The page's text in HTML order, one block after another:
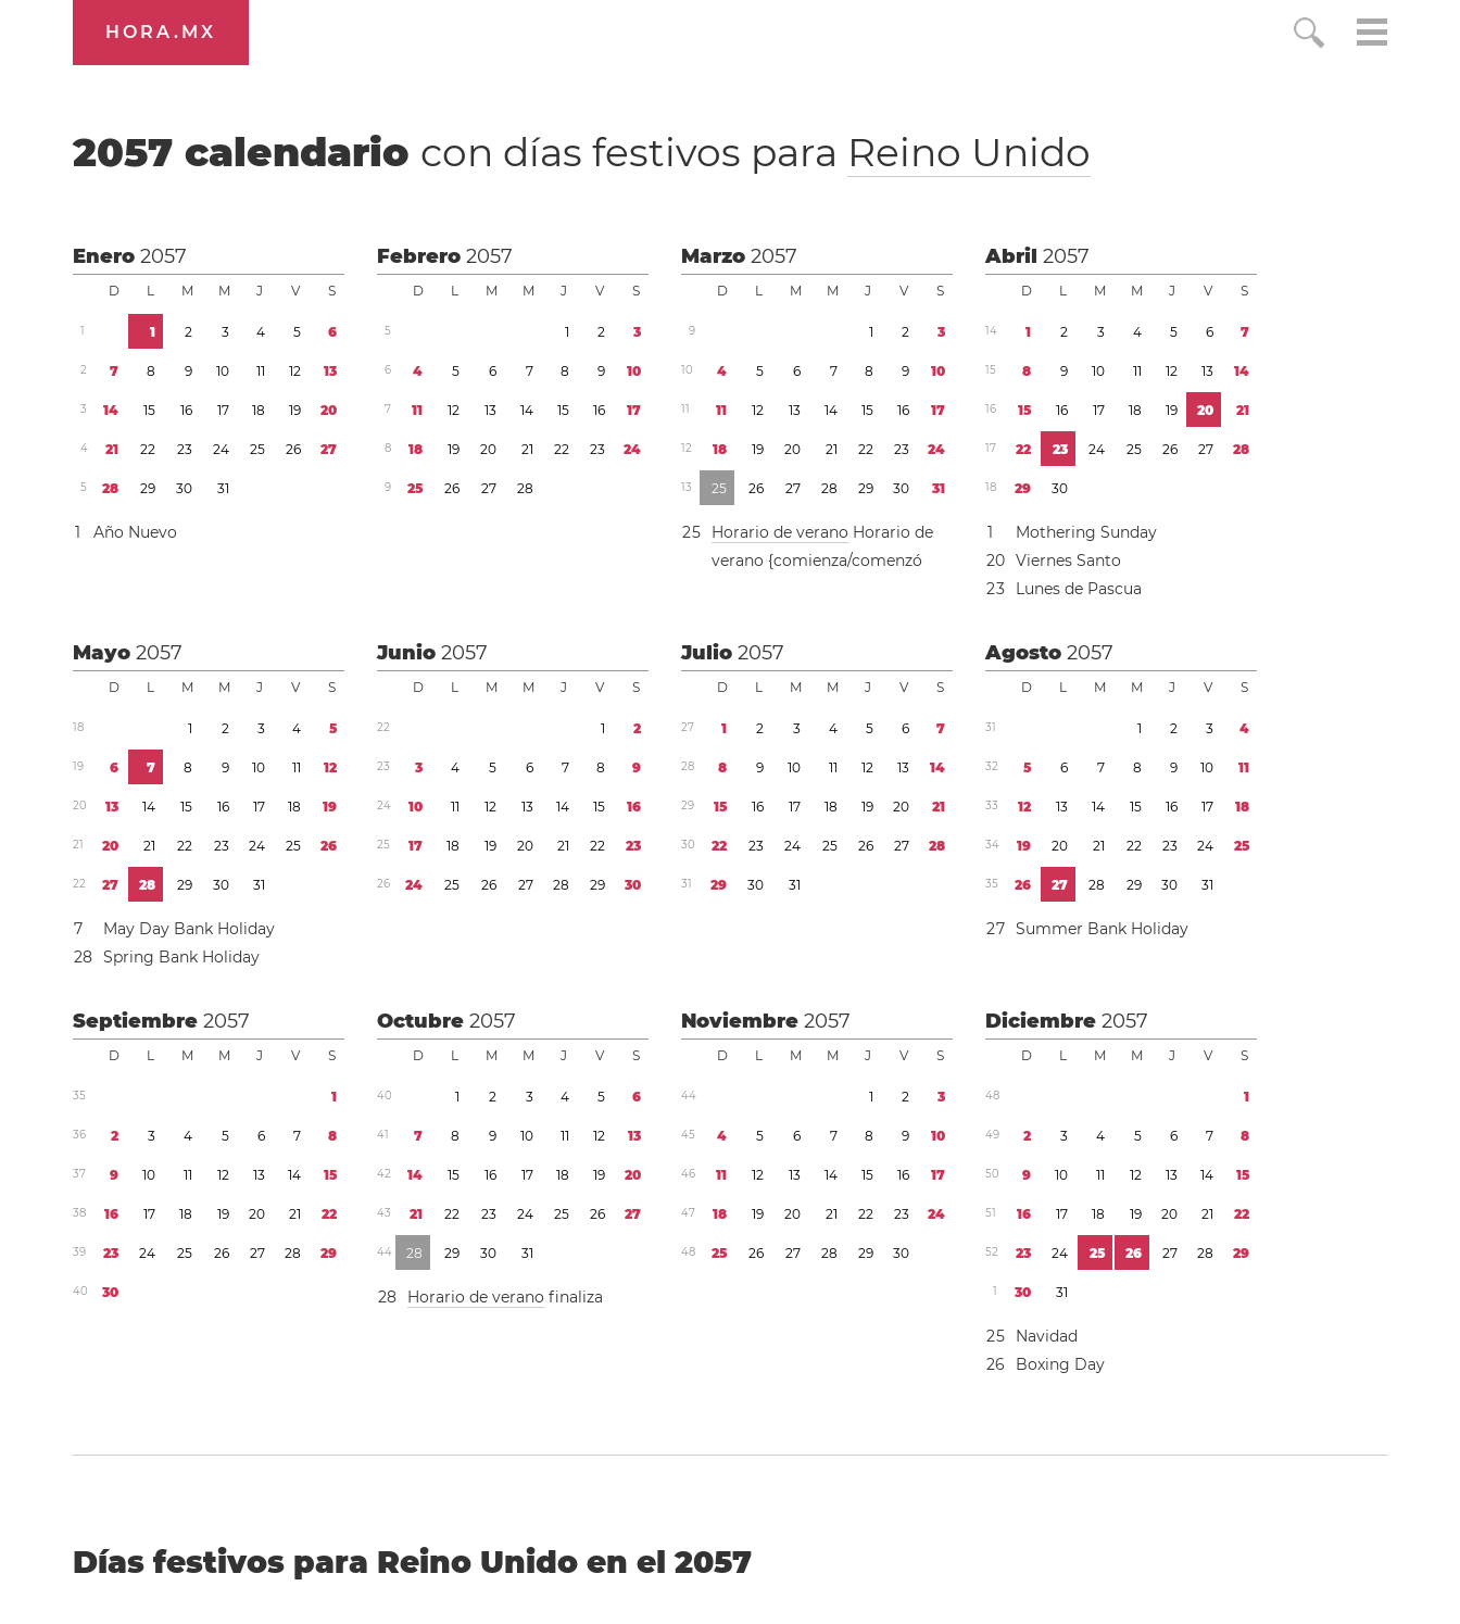
HORA.MX
2057 calendario con días festivos para Reino Unido
Enero2057
D L M M J V S
1 1 2 3 4 5 6
2 7 8 9 10 11 12 13
3 14 15 16 17 18 19 20
4 21 22 23 24 25 26 27
5 28 29 30 31
1 Año Nuevo
Febrero2057
D L M M J V S
5 1 2 3
6 4 5 6 7 8 9 10
7 11 12 13 14 15 16 17
8 18 19 20 21 22 23 24
9 25 26 27 28
Marzo2057
D L M M J V S
9 1 2 3
10 4 5 6 7 8 9 10
11 11 12 13 14 15 16 17
12 18 19 20 21 22 23 24
13 25 26 27 28 29 30 31
25 Horario de verano Horario de
verano {comienza/comenzó
Abril2057
D L M M J V S
14 1 2 3 4 5 6 7
15 8 9 10 11 12 13 14
16 15 16 17 18 19 20 21
17 22 23 24 25 26 27 28
18 29 30
1
Mothering Sunday
20 Viernes Santo
23 Lunes de Pascua
Mayo2057
D L M M J V S
18 1 2 3 4 5
19 6 7 8 9 10 11 12
20 13 14 15 16 17 18 19
21 20 21 22 23 24 25 26
22 27 28 29 30 31
7
May Day Bank Holiday
28 Spring Bank Holiday
Junio2057
D L M M J V S
22 1 2
23 3 4 5 6 7 8 9
24 10 11 12 13 14 15 16
25 17 18 19 20 21 22 23
26 24 25 26 27 28 29 30
Julio2057
D L M M J V S
27 1 2 3 4 5 6 7
28 8 9 10 11 12 13 14
29 15 16 17 18 19 20 21
30 22 23 24 25 26 27 28
31 29 30 31
Agosto2057
D L M M J V S
31 1 2 3 4
32 5 6 7 8 9 10 11
33 12 13 14 15 16 17 18
34 19 20 21 22 23 24 25
35 26 27 28 29 30 31
27 Summer Bank Holiday
Septiembre2057
D L M M J V S
35 1
36 2 3 4 5 6 7 8
37 9 10 11 12 13 14 15
38 16 17 18 19 20 21 22
39 23 24 25 26 27 28 29
40 30
Octubre2057
D L M M J V S
40 1 2 3 4 5 6
41 7 8 9 10 11 12 13
42 14 15 16 17 18 19 20
43 21 22 23 24 25 26 27
44 28 29 30 31
28 Horario de verano finaliza
Noviembre2057
D L M M J V S
44 1 2 3
45 4 5 6 7 8 9 10
46 11 12 13 14 15 16 17
47 18 19 20 21 22 23 24
48 25 26 27 28 29 30
Diciembre2057
D L M M J V S
48 1
49 2 3 4 5 6 7 8
50 9 10 11 12 13 14 15
51 16 17 18 19 20 21 22
52 23 24 25 26 27 28 29
1 30 31
25
Navidad
26 Boxing Day
Días festivos para Reino Unido en el 2057